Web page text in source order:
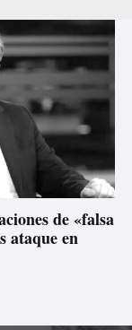
de «falsa
ataque en